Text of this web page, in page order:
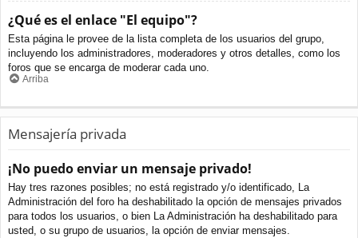
¿Qué es el enlace "El equipo"?
Esta página le provee de la lista completa de los usuarios del grupo,
incluyendo los administradores, moderadores y otros detalles, como los
foros que se encarga de moderar cada uno.
Arriba
Mensajería privada
¡No puedo enviar un mensaje privado!
Hay tres razones posibles; no está registrado y/o identificado, La
Administración del foro ha deshabilitado la opción de mensajes privados
para todos los usuarios, o bien La Administración ha deshabilitado para
usted, o su grupo de usuarios, la opción de enviar mensajes.